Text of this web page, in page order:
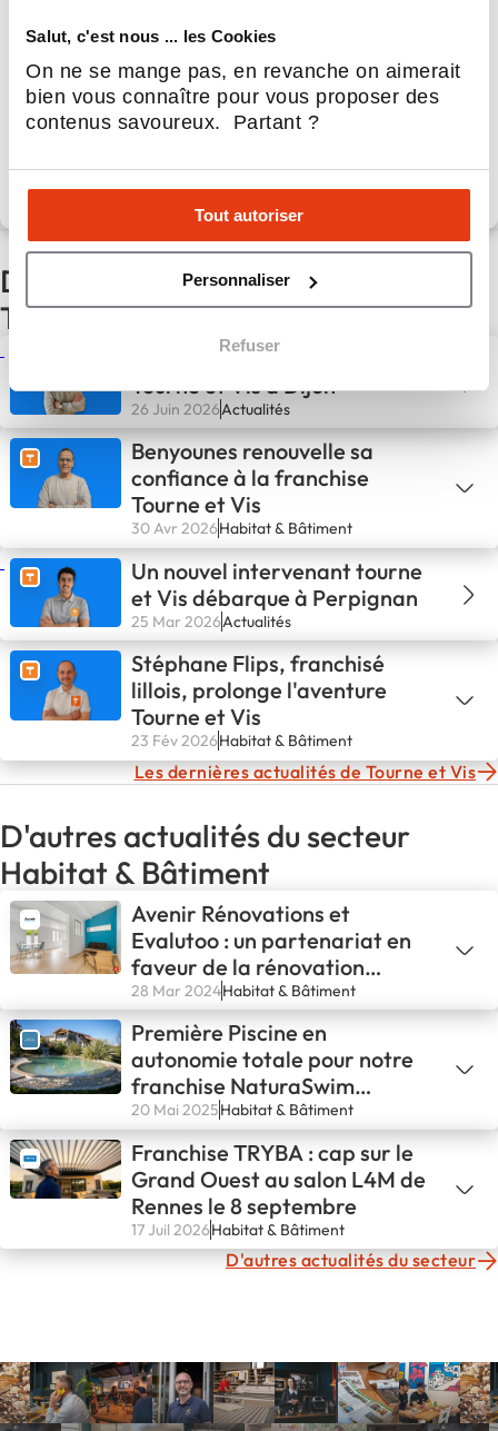
Salut, c'est nous ... les Cookies
On ne se mange pas, en revanche on aimerait
bien vous connaître pour vous proposer des
contenus savoureux. Partant ?
Tout autoriser
Personnaliser
Refuser
Tourne et Vis
Faites de l'or avec vos mains !
Apport personnel :1 500 €
D'autres actualités du réseau
Tourne et Vis
Thomas de La Ferrière rejoint
Tourne et Vis à Dijon
26 Juin 2026Actualités
Benyounes renouvelle sa
confiance à la franchise
Tourne et Vis
30 Avr 2026Habitat & Bâtiment
Un nouvel intervenant tourne
et Vis débarque à Perpignan
25 Mar 2026Actualités
Stéphane Flips, franchisé
lillois, prolonge l'aventure
Tourne et Vis
23 Fév 2026Habitat & Bâtiment
Les dernières actualités de Tourne et Vis
D'autres actualités du secteur
Habitat & Bâtiment
Avenir Rénovations et
Evalutoo : un partenariat en
faveur de la rénovation
énergétique
28 Mar 2024Habitat & Bâtiment
Première Piscine en
autonomie totale pour notre
franchise NaturaSwim
d’Avignon !💪
20 Mai 2025Habitat & Bâtiment
Franchise TRYBA : cap sur le
Grand Ouest au salon L4M de
Rennes le 8 septembre
17 Juil 2026Habitat & Bâtiment
D'autres actualités du secteur